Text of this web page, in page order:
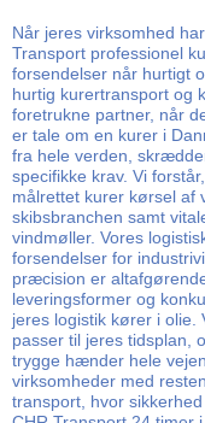
Når jeres virksomhed
Transport professionel
forsendelser når hurtigt
hurtig kurertransport og
foretrukne partner, når
er tale om en kurer i
fra hele verden,
specifikke krav. Vi
målrettet kurer kørsel af
skibsbranchen samt
vindmøller. Vores
forsendelser for
præcision er
leveringsformer og
jeres logistik kører i olie.
passer til jeres tidsplan,
trygge hænder hele
virksomheder med
transport, hvor